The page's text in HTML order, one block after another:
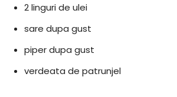
2 linguri de ulei
sare dupa gust
piper dupa gust
verdeata de patrunjel